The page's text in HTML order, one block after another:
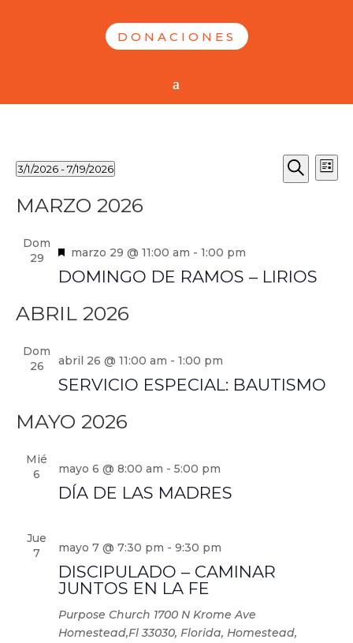
DONACIONES
EVENTOS
DE
DE
Buscar
Lista
3/1/2026 - 7/19/2026
la
MARZO 2026
Dom
29
DOMINGO DE RAMOS – LIRIOS
Destacado
marzo 29 @ 11:00 am - 1:00 pm
ABRIL 2026
Dom
26
SERVICIO ESPECIAL: BAUTISMO
abril 26 @ 11:00 am - 1:00 pm
MAYO 2026
Mié
6
DÍA DE LAS MADRES
mayo 6 @ 8:00 am - 5:00 pm
Jue
7
DISCIPULADO – CAMINAR
JUNTOS EN LA FE
mayo 7 @ 7:30 pm - 9:30 pm
Purpose Church 1700 N Krome Ave
Homestead,Fl 33030, Florida, Homestead,